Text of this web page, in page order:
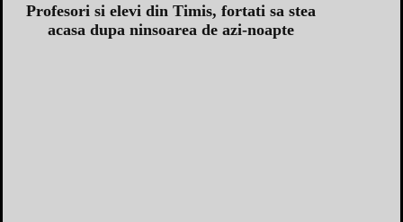
Profesori si elevi din Timis, fortati sa stea
acasa dupa ninsoarea de azi-noapte